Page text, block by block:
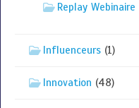
Replay Webinaire
Influenceurs (1)
Innovation (48)